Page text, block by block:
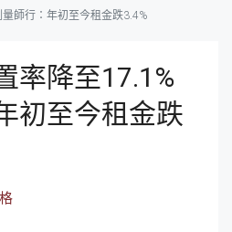
師行：年初至今租金跌3.4%
率降至17.1%
初至今租金跌